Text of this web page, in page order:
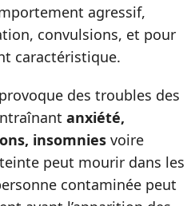
agressif,
convulsions, et pour
caractéristique.
des troubles des
anxiété,
insomnies voire
peut mourir dans les
contaminée peut